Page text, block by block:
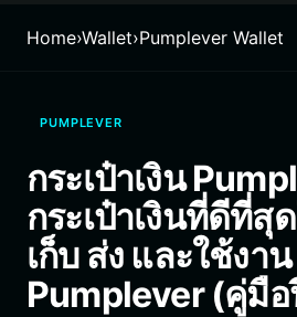
Français
繁體中文
Bahasa Indonesia
ภาษาไทย
हिन्दी
Español
Português (Brasil)
Home›Wallet›Pumplever Wallet
PUMPLEVER
กระเป๋าเงิน
กระเป๋าเงินที่ดีที่สุ
เก็บ ส่ง และใช้งาน
Pumplever (คู่มื